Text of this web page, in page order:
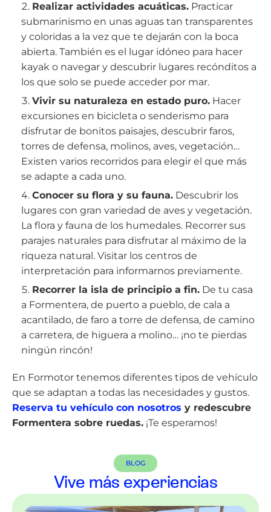
Realizar actividades acuáticas. Practicar
submarinismo en unas aguas tan transparentes
y coloridas a la vez que te dejarán con la boca
abierta. También es el lugar idóneo para hacer
kayak o navegar y descubrir lugares recónditos a
los que solo se puede acceder por mar.
Vivir su naturaleza en estado puro. Hacer
excursiones en bicicleta o senderismo para
disfrutar de bonitos paisajes, descubrir faros,
torres de defensa, molinos, aves, vegetación…
Existen varios recorridos para elegir el que más
se adapte a cada uno.
Conocer su flora y su fauna. Descubrir los
lugares con gran variedad de aves y vegetación.
La flora y fauna de los humedales. Recorrer sus
parajes naturales para disfrutar al máximo de la
riqueza natural. Visitar los centros de
interpretación para informarnos previamente.
Recorrer la isla de principio a fin. De tu casa
a Formentera, de puerto a pueblo, de cala a
acantilado, de faro a torre de defensa, de camino
a carretera, de higuera a molino… ¡no te pierdas
ningún rincón!
En Formotor tenemos diferentes tipos de vehículo
que se adaptan a todas las necesidades y gustos.
Reserva tu vehículo con nosotros y redescubre
Formentera sobre ruedas. ¡Te esperamos!
BLOG
Vive más experiencias